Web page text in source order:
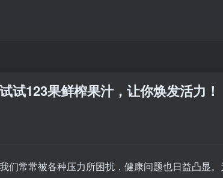
试123果鲜榨果汁，让你焕发活力！
们常常被各种压力所困扰，健康问题也日益凸显